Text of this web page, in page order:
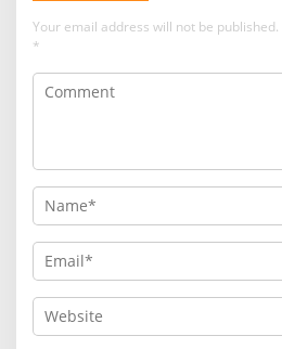
Your email address will not be published.
*